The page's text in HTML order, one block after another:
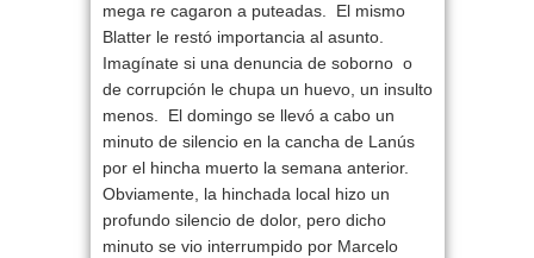
mega re cagaron a puteadas. El mismo
Blatter le restó importancia al asunto.
Imagínate si una denuncia de soborno o
de corrupción le chupa un huevo, un insulto
menos. El domingo se llevó a cabo un
minuto de silencio en la cancha de Lanús
por el hincha muerto la semana anterior.
Obviamente, la hinchada local hizo un
profundo silencio de dolor, pero dicho
minuto se vio interrumpido por Marcelo